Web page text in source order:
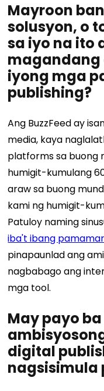
Mayroon
solusyon, o
sa iyo na ito
magandang
iyong mga
publishing?
Ang BuzzFeed ay
media, kaya
platforms sa buong
humigit-kumulang
araw sa buong
kami ng humigit-
Patuloy naming
iba't ibang
pinapaunlad ang
nagbabago ang
mga tool.
May payo
digital
nagsisimula